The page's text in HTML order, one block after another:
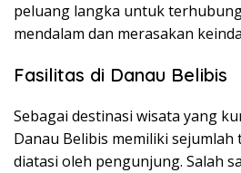
peluang langka untuk
mendalam dan merasakan
Fasilitas di Danau Belibis
Sebagai destinasi wisata yang
Danau Belibis memiliki
diatasi oleh pengunjung. Salah